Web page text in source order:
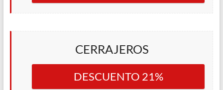
CERRAJEROS
DESCUENTO 21%